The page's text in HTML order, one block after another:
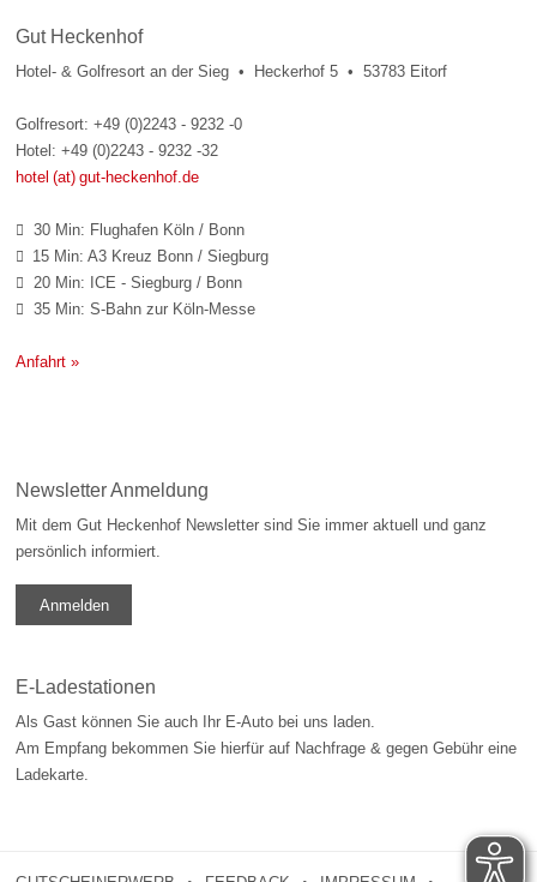
Gut Heckenhof
Hotel- & Golfresort an der Sieg • Heckerhof 5 • 53783 Eitorf
Golfresort: +49 (0)2243 - 9232 -0
Hotel: +49 (0)2243 - 9232 -32
hotel (at) gut-heckenhof.de
 30 Min: Flughafen Köln / Bonn
 15 Min: A3 Kreuz Bonn / Siegburg
 20 Min: ICE - Siegburg / Bonn
 35 Min: S-Bahn zur Köln-Messe
Anfahrt »
Newsletter Anmeldung
Mit dem Gut Heckenhof Newsletter sind Sie immer aktuell und ganz
persönlich informiert.
Anmelden
E-Ladestationen
Als Gast können Sie auch Ihr E-Auto bei uns laden.
Am Empfang bekommen Sie hierfür auf Nachfrage & gegen Gebühr eine
Ladekarte.